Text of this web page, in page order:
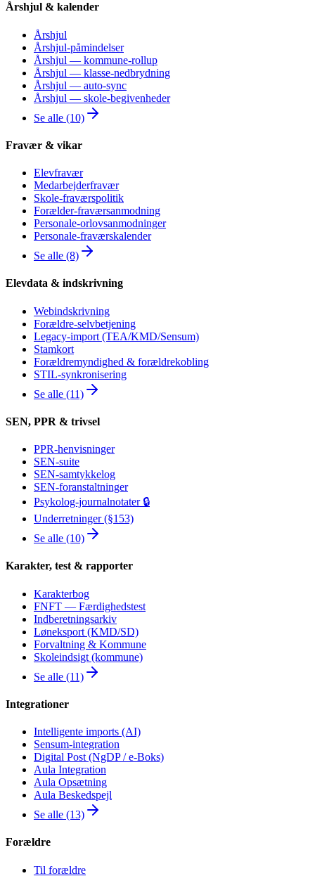
Årshjul & kalender
Årshjul
Årshjul-påmindelser
Årshjul — kommune-rollup
Årshjul — klasse-nedbrydning
Årshjul — auto-sync
Årshjul — skole-begivenheder
Se alle (10)
Fravær & vikar
Elevfravær
Medarbejderfravær
Skole-fraværspolitik
Forælder-fraværsanmodning
Personale-orlovsanmodninger
Personale-fraværskalender
Se alle (8)
Elevdata & indskrivning
Webindskrivning
Forældre-selvbetjening
Legacy-import (TEA/KMD/Sensum)
Stamkort
Forældremyndighed & forældrekobling
STIL-synkronisering
Se alle (11)
SEN, PPR & trivsel
PPR-henvisninger
SEN-suite
SEN-samtykkelog
SEN-foranstaltninger
Psykolog-journalnotater 🔒
Underretninger (§153)
Se alle (10)
Karakter, test & rapporter
Karakterbog
FNFT — Færdighedstest
Indberetningsarkiv
Løneksport (KMD/SD)
Forvaltning & Kommune
Skoleindsigt (kommune)
Se alle (11)
Integrationer
Intelligente imports (AI)
Sensum-integration
Digital Post (NgDP / e-Boks)
Aula Integration
Aula Opsætning
Aula Beskedspejl
Se alle (13)
Forældre
Til forældre